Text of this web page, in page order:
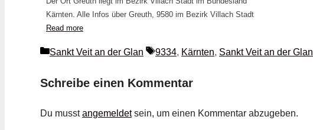
Kärnten. Alle Infos über Greuth, 9580 im Bezirk Villach Stadt
Read more
Kategorien
Sankt Veit an der Glan Schlagwörter
9334, Kärnten, Sankt Veit an der Glan
Schreibe einen Kommentar
Du musstangemeldetsein, um einen Kommentar abzugeben.